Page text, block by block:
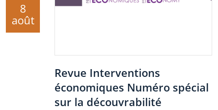
8
août
Revue Interventions
économiques Numéro spécial
sur la découvrabilité